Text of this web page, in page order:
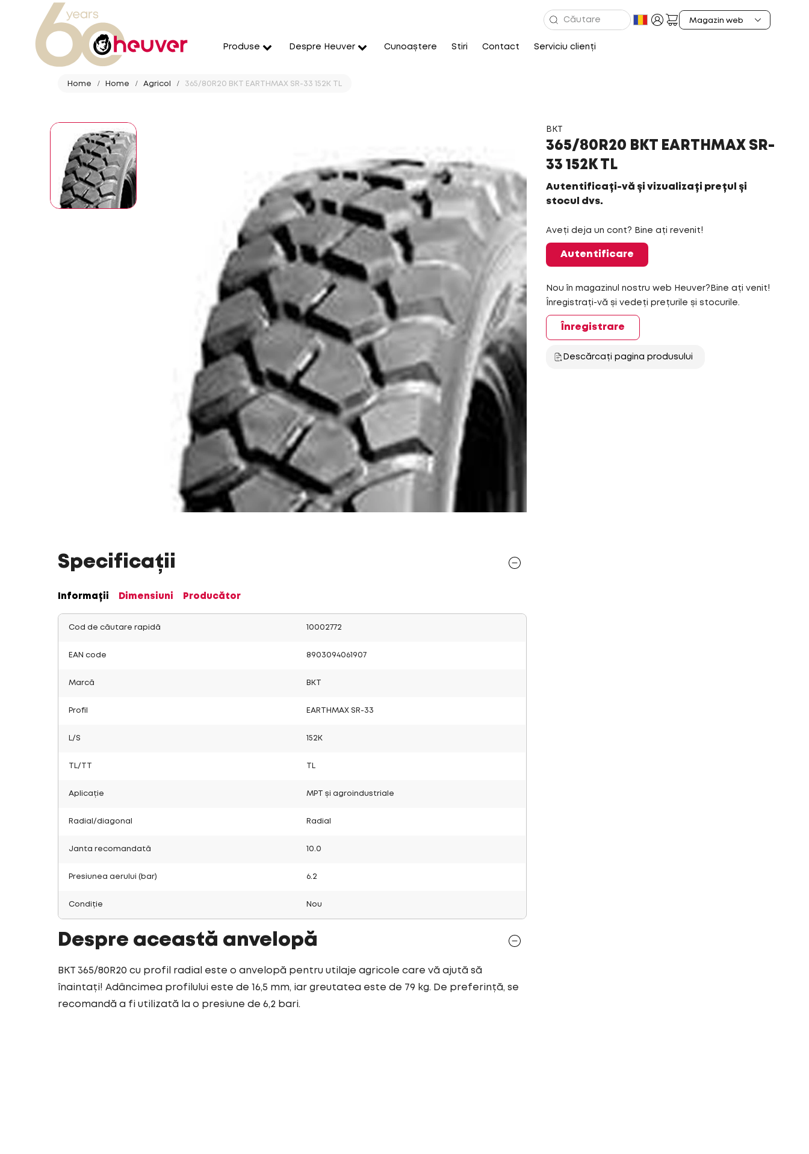
Produse Despre Heuver Cunoaștere Stiri Contact Serviciu clienți
Home Home Agricol 365/80R20 BKT EARTHMAX SR-33 152K TL
BKT
365/80R20 BKT EARTHMAX SR-
33 152K TL
Autentificați-vă și vizualizați prețul și
stocul dvs.
Aveți deja un cont? Bine ați revenit!
Autentificare
Nou în magazinul nostru web Heuver?Bine ați venit!
Înregistrați-vă și vedeți prețurile și stocurile.
Înregistrare
Descărcați pagina produsului
Specificații
Informații Dimensiuni Producător
Cod de căutare rapidă 10002772
EAN code 8903094061907
Marcă BKT
Profil EARTHMAX SR-33
L/S 152K
TL/TT
Aplicație MPT și agroindustriale
Radial/diagonal Radial
Janta recomandată 10.0
Presiunea aerului (bar) 6.2
Condiție Nou
Despre această anvelopă
BKT 365/80R20 cu profil radial este o anvelopă pentru utilaje agricole care vă ajută să
înaintați! Adâncimea profilului este de 16,5 mm, iar greutatea este de 79 kg. De preferință, se
recomandă a fi utilizată la o presiune de 6,2 bari.